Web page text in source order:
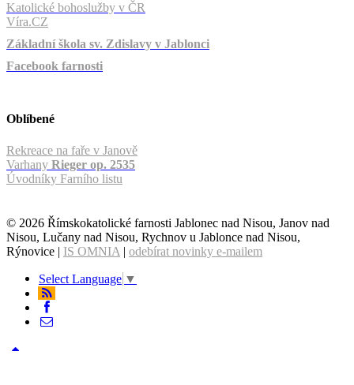
Katolické bohoslužby v ČR
Víra.CZ
Základní škola sv. Zdislavy v Jablonci
Facebook farnosti
Oblíbené
Rekreace na faře v Janově
Varhany Rieger op. 2535
Úvodníky Farního listu
© 2026 Římskokatolické farnosti Jablonec nad Nisou, Janov nad
Nisou, Lučany nad Nisou, Rychnov u Jablonce nad Nisou,
Rýnovice | IS OMNIA | odebírat novinky e-mailem
Select Language ▼